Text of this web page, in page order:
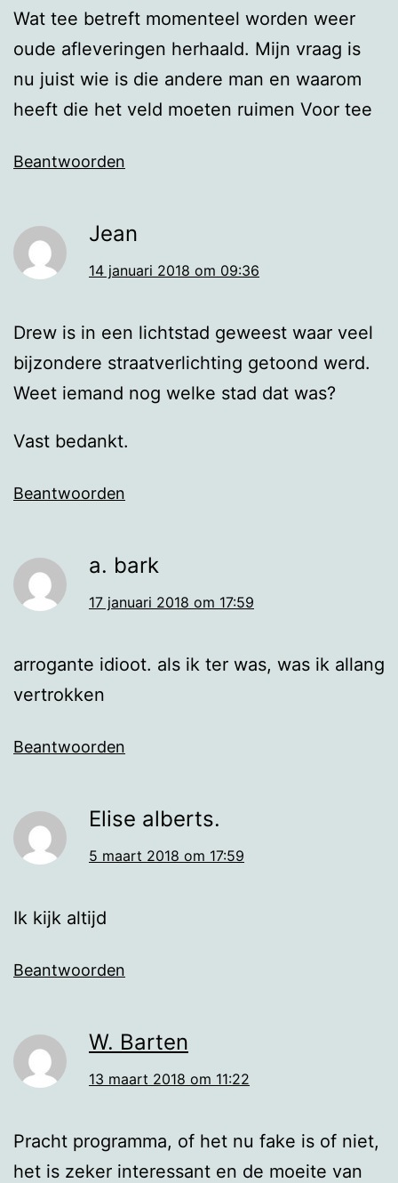
Wat tee betreft momenteel worden weer
oude afleveringen herhaald. Mijn vraag is
nu juist wie is die andere man en waarom
heeft die het veld moeten ruimen Voor tee
Beantwoorden
Jean
14 januari 2018 om 09:36
Drew is in een lichtstad geweest waar veel
bijzondere straatverlichting getoond werd.
Weet iemand nog welke stad dat was?
Vast bedankt.
Beantwoorden
a. bark
17 januari 2018 om 17:59
arrogante idioot. als ik ter was, was ik allang
vertrokken
Beantwoorden
Elise alberts.
5 maart 2018 om 17:59
Ik kijk altijd
Beantwoorden
W. Barten
13 maart 2018 om 11:22
Pracht programma, of het nu fake is of niet,
het is zeker interessant en de moeite van